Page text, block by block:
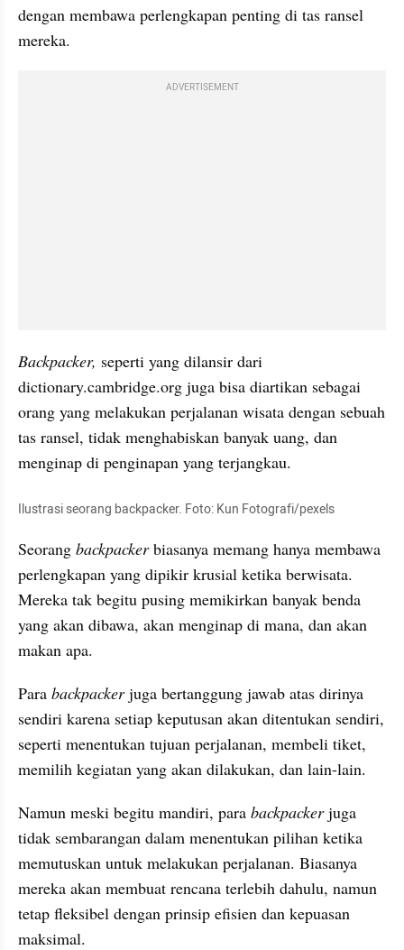
dengan membawa perlengkapan penting di tas ransel
mereka.
ADVERTISEMENT
Backpacker, seperti yang dilansir dari
dictionary.cambridge.org juga bisa diartikan sebagai
orang yang melakukan perjalanan wisata dengan sebuah
tas ransel, tidak menghabiskan banyak uang, dan
menginap di penginapan yang terjangkau.
Ilustrasi seorang backpacker. Foto: Kun Fotografi/pexels
Seorang backpacker biasanya memang hanya membawa
perlengkapan yang dipikir krusial ketika berwisata.
Mereka tak begitu pusing memikirkan banyak benda
yang akan dibawa, akan menginap di mana, dan akan
makan apa.
Para backpacker juga bertanggung jawab atas dirinya
sendiri karena setiap keputusan akan ditentukan sendiri,
seperti menentukan tujuan perjalanan, membeli tiket,
memilih kegiatan yang akan dilakukan, dan lain-lain.
Namun meski begitu mandiri, para backpacker juga
tidak sembarangan dalam menentukan pilihan ketika
memutuskan untuk melakukan perjalanan. Biasanya
mereka akan membuat rencana terlebih dahulu, namun
tetap fleksibel dengan prinsip efisien dan kepuasan
maksimal.